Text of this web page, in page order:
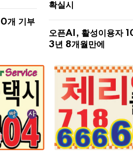
개 기부
확실시
오픈AI, 활성이용자
3년 8개월만에